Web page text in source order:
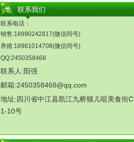
联系我们
联系电话：
销售:18990242817(微信同号)
养殖:18981014708(微信同号)
QQ:2450358468
联系人:阳强
邮箱:2450358468@qq.com
地址:四川省中江县凯江九桥猫儿咀美食街C
1-10号